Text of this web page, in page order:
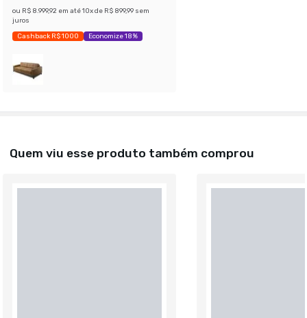
ou R$ 8.999,92 em até 10x de R$ 899,99 sem
juros
Cashback R$ 1000 Economize 18%
Quem viu esse produto também comprou